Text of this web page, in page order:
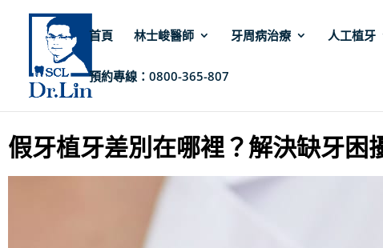
首頁 林士峻醫師 牙周病治療 人工植牙
預約專線：0800-365-807
林士峻醫師 人工植牙
假牙植牙差別在哪裡？解決缺牙困